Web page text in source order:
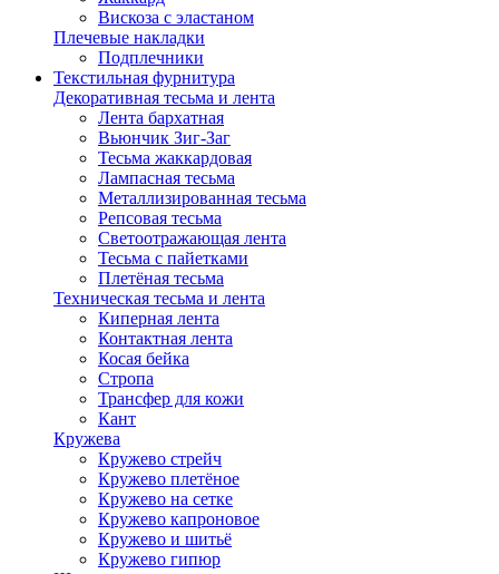
Вискоза с эластаном
Плечевые накладки
Подплечники
Текстильная фурнитура
Декоративная тесьма и лента
Лента бархатная
Вьюнчик Зиг-Заг
Тесьма жаккардовая
Лампасная тесьма
Металлизированная тесьма
Репсовая тесьма
Светоотражающая лента
Тесьма с пайетками
Плетёная тесьма
Техническая тесьма и лента
Киперная лента
Контактная лента
Косая бейка
Стропа
Трансфер для кожи
Кант
Кружева
Кружево стрейч
Кружево плетёное
Кружево на сетке
Кружево капроновое
Кружево и шитьё
Кружево гипюр